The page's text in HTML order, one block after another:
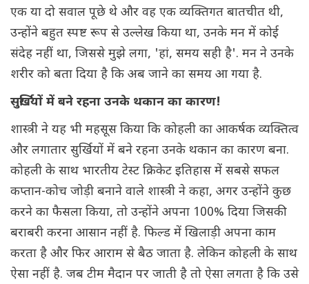
एक या दो सवाल पूछे थे और वह एक व्यक्तिगत बातचीत थी,
उन्होंने बहुत स्पष्ट रूप से उल्लेख किया था, उनके मन में कोई
संदेह नहीं था, जिससे मुझे लगा, 'हां, समय सही है'. मन ने उनके
शरीर को बता दिया है कि अब जाने का समय आ गया है.
सुर्खियों में बने रहना उनके थकान का कारण!
शास्त्री ने यह भी महसूस किया कि कोहली का आकर्षक व्यक्तित्व
और लगातार सुर्खियों में बने रहना उनके थकान का कारण बना.
कोहली के साथ भारतीय टेस्ट क्रिकेट इतिहास में सबसे सफल
कप्तान-कोच जोड़ी बनाने वाले शास्त्री ने कहा, अगर उन्होंने कुछ
करने का फैसला किया, तो उन्होंने अपना 100% दिया जिसकी
बराबरी करना आसान नहीं है. फिल्ड में खिलाड़ी अपना काम
करता है और फिर आराम से बैठ जाता है. लेकिन कोहली के साथ
ऐसा नहीं है. जब टीम मैदान पर जाती है तो ऐसा लगता है कि उसे